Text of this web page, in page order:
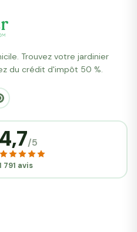
Trouvez votre jardinier
du crédit d'impôt 50 %.
4,7/5
791 avis